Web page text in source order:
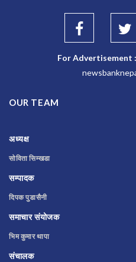
For Advertisement :
OUR TEAM
अध्यक्ष
सोविता सिम्खडा
सम्पादक
दिपक पुडासैनी
समाचार संयोजक
भिम कुमार थापा
संचालक